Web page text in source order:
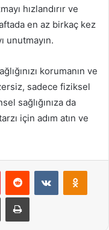
hızlandırır ve
en az birkaç kez
unutmayın.
korumanın ve
sadece fiziksel
sağlığınıza da
için adım atın ve
PinterestReddit VKontakte
E-Posta ile paylaş Yazdır